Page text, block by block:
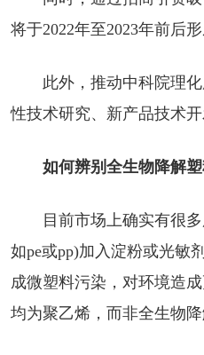
将于2022年至2023年前后
此外，推动中科院理化
性技术研究、新产品技术
如何辨别全生物降解
目前市场上确实有很多
如pe或pp)加入淀粉或光敏
成微塑料污染，对环境造
均为聚乙烯，而非全生物